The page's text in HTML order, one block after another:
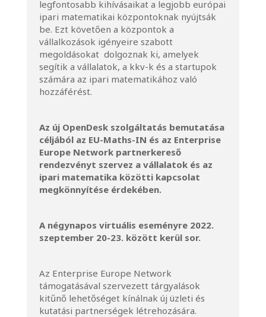
legfontosabb kihívásaikat a legjobb európai
ipari matematikai központoknak nyújtsák
be. Ezt követően a központok a
vállalkozások igényeire szabott
megoldásokat dolgoznak ki, amelyek
segítik a vállalatok, a kkv-k és a startupok
számára az ipari matematikához való
hozzáférést.
Az új OpenDesk szolgáltatás bemutatása
céljából az EU-Maths-IN és az Enterprise
Europe Network partnerkereső
rendezvényt szervez a vállalatok és az
ipari matematika közötti kapcsolat
megkönnyítése érdekében.
A négynapos virtuális eseményre 2022.
szeptember 20-23. között kerül sor.
Az Enterprise Europe Network
támogatásával szervezett tárgyalások
kitűnő lehetőséget kínálnak új üzleti és
kutatási partnerségek létrehozására.